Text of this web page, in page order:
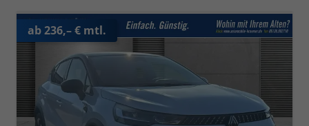
ab 236,– € mtl.